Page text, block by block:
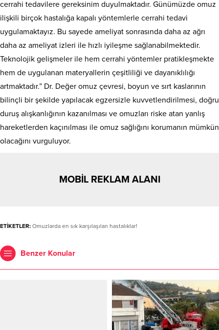
cerrahi tedavilere gereksinim duyulmaktadır. Günümüzde omuz
ilişkili birçok hastalığa kapalı yöntemlerle cerrahi tedavi
uygulamaktayız. Bu sayede ameliyat sonrasında daha az ağrı
daha az ameliyat izleri ile hızlı iyileşme sağlanabilmektedir.
Teknolojik gelişmeler ile hem cerrahi yöntemler pratikleşmekte
hem de uygulanan materyallerin çeşitliliği ve dayanıklılığı
artmaktadır.” Dr. Değer omuz çevresi, boyun ve sırt kaslarının
bilinçli bir şekilde yapılacak egzersizle kuvvetlendirilmesi, doğru
duruş alışkanlığının kazanılması ve omuzları riske atan yanlış
hareketlerden kaçınılması ile omuz sağlığını korumanın mümkün
olacağını vurguluyor.
MOBİL REKLAM ALANI
ETİKETLER: Omuzlarda en sık karşılaşılan hastalıklar!
Benzer Konular